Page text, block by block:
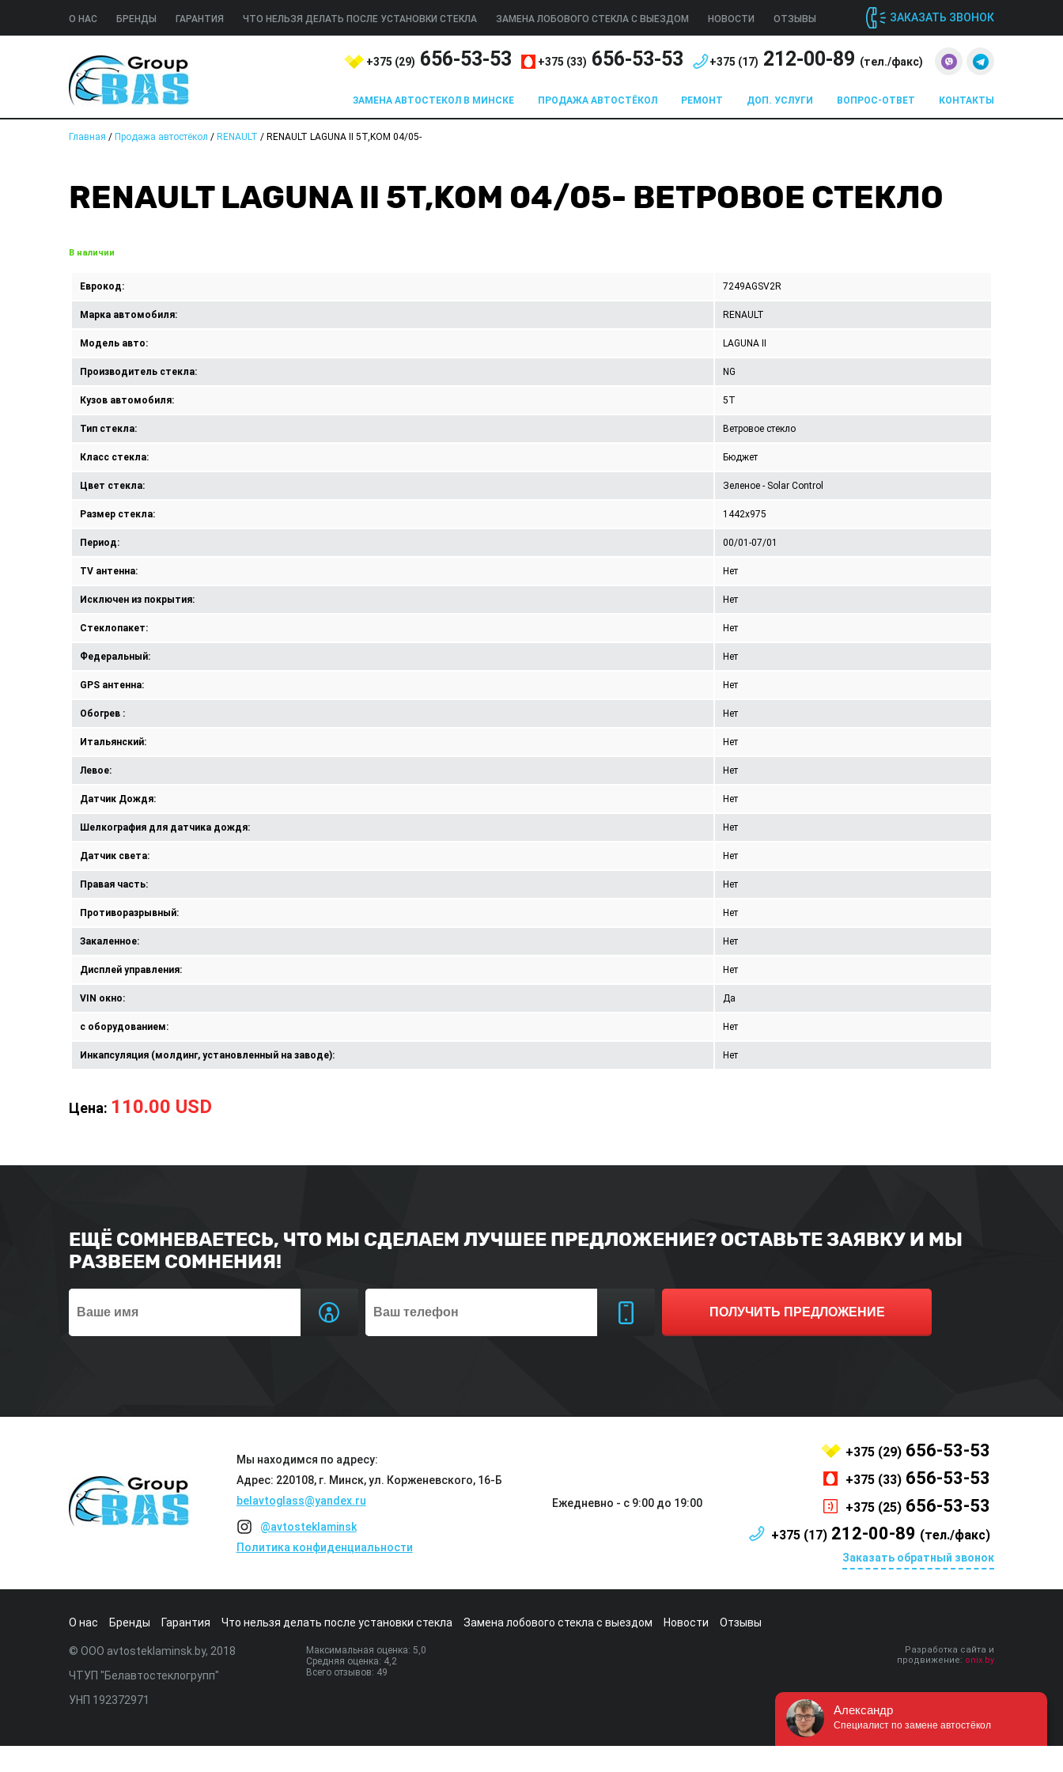
О НАС БРЕНДЫ ГАРАНТИЯ ЧТО НЕЛЬЗЯ ДЕЛАТЬ ПОСЛЕ УСТАНОВКИ СТЕКЛА ЗАМЕНА ЛОБОВОГО СТЕКЛА С ВЫЕЗДОМ НОВОСТИ ОТЗЫВЫ ЗАКАЗАТЬ ЗВОНОК
+375 (29) 656-53-53 +375 (33) 656-53-53 +375 (17) 212-00-89 (тел./факс)
ЗАМЕНА АВТОСТЕКОЛ В МИНСКЕ ПРОДАЖА АВТОСТЁКОЛ РЕМОНТ ДОП. УСЛУГИ ВОПРОС-ОТВЕТ КОНТАКТЫ
Главная / Продажа автостёкол / RENAULT / RENAULT LAGUNA II 5T,KOM 04/05-
RENAULT LAGUNA II 5T,KOM 04/05- ВЕТРОВОЕ СТЕКЛО
В наличии
Еврокод: 7249AGSV2R
Марка автомобиля: RENAULT
Модель авто: LAGUNA II
Производитель стекла: NG
Кузов автомобиля: 5T
Тип стекла: Ветровое стекло
Класс стекла: Бюджет
Цвет стекла: Зеленое - Solar Control
Размер стекла: 1442x975
Период: 00/01-07/01
TV антенна: Нет
Исключен из покрытия: Нет
Стеклопакет: Нет
Федеральный: Нет
GPS антенна: Нет
Обогрев : Нет
Итальянский: Нет
Левое: Нет
Датчик Дождя: Нет
Шелкография для датчика дождя: Нет
Датчик света: Нет
Правая часть: Нет
Противоразрывный: Нет
Закаленное: Нет
Дисплей управления: Нет
VIN окно: Да
с оборудованием: Нет
Инкапсуляция (молдинг, установленный на заводе): Нет
Цена: 110.00 USD
ЕЩЁ СОМНЕВАЕТЕСЬ, ЧТО МЫ СДЕЛАЕМ ЛУЧШЕЕ ПРЕДЛОЖЕНИЕ? ОСТАВЬТЕ ЗАЯВКУ И МЫ
РАЗВЕЕМ СОМНЕНИЯ!
ПОЛУЧИТЬ ПРЕДЛОЖЕНИЕ
Мы находимся по адресу:
Адрес: 220108, г. Минск, ул. Корженевского, 16-Б
belavtoglass@yandex.ru
@avtosteklaminsk
Политика конфиденциальности
Ежедневно - с 9:00 до 19:00
+375 (29)656-53-53
+375 (33)656-53-53
+375 (25)656-53-53
+375 (17)212-00-89 (тел./факс)
Заказать обратный звонок
О нас Бренды Гарантия Что нельзя делать после установки стекла Замена лобового стекла с выездом Новости Отзывы
© ООО avtosteklaminsk.by, 2018
ЧТУП "Белавтостеклогрупп"
УНП 192372971
Максимальная оценка: 5,0
Средняя оценка: 4,2
Всего отзывов: 49
Разработка сайта и
продвижение: onix.by
Александр
Специалист по замене автостёкол